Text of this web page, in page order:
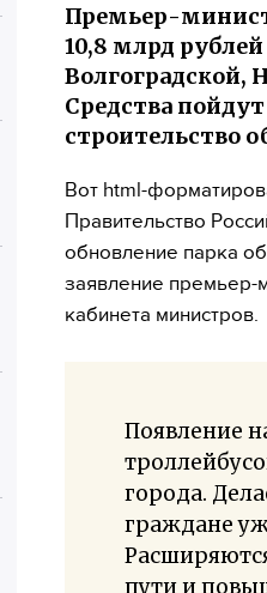
Премьер-
10,8 млрд
Волгоградской,
Средства
строительство
Вот html-
Правительство
обновление парка
заявление премьер-
кабинета министров.
Появление
города.
граждане
пути и